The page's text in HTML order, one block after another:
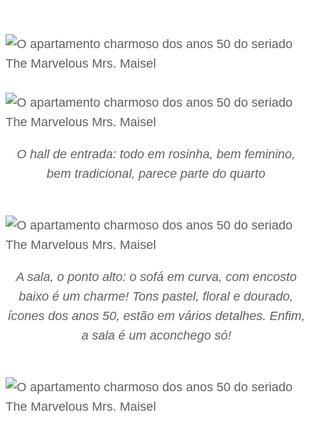
O hall de entrada: todo em rosinha, bem feminino,
bem tradicional, parece parte do quarto
A sala, o ponto alto: o sofá em curva, com encosto
baixo é um charme! Tons pastel, floral e dourado,
ícones dos anos 50, estão em vários detalhes. Enfim,
a sala é um aconchego só!